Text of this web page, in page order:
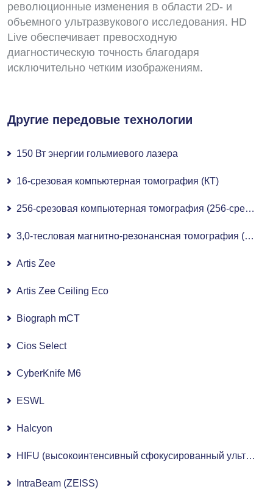
революционные изменения в области 2D- и
объемного ультразвукового исследования. HD
Live обеспечивает превосходную
диагностическую точность благодаря
исключительно четким изображениям.
Другие передовые технологии
150 Вт энергии гольмиевого лазера
16-срезовая компьютерная томография (КТ)
256-срезовая компьютерная томография (256-срезовая КТ)
3,0-тесловая магнитно-резонансная томография (МРТ 3,0 Тл)
Artis Zee
Artis Zee Ceiling Eco
Biograph mCT
Cios Select
CyberKnife M6
ESWL
Halcyon
HIFU (высокоинтенсивный сфокусированный ультразвук)
IntraBeam (ZEISS)